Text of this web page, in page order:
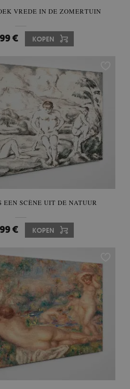
VREDE IN DE ZOMERTUIN
€ KOPEN
EEN SCÈNE UIT DE NATUUR
€ KOPEN